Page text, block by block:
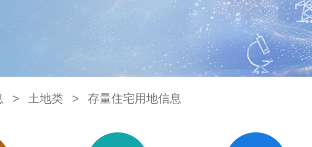
> 土地类 > 存量住宅用地信息